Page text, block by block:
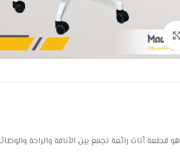
Click to enlarge
هو قطعة أثاث رائعة تجمع بين الأناقة والراحة